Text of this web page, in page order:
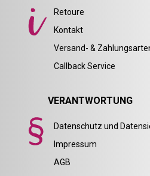
Retoure
Kontakt
Versand- &
Callback Service
VERANTWORTUNG
Datenschutz und
Impressum
AGB